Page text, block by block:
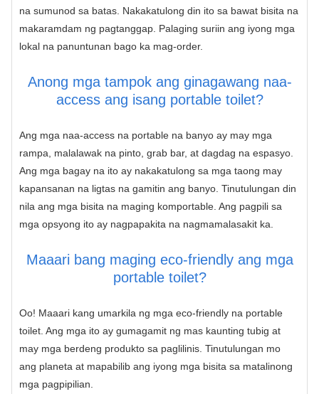
na sumunod sa batas. Nakakatulong din ito sa bawat bisita na
makaramdam ng pagtanggap. Palaging suriin ang iyong mga
lokal na panuntunan bago ka mag-order.
Anong mga tampok ang ginagawang naa-
access ang isang portable toilet?
Ang mga naa-access na portable na banyo ay may mga
rampa, malalawak na pinto, grab bar, at dagdag na espasyo.
Ang mga bagay na ito ay nakakatulong sa mga taong may
kapansanan na ligtas na gamitin ang banyo. Tinutulungan din
nila ang mga bisita na maging komportable. Ang pagpili sa
mga opsyong ito ay nagpapakita na nagmamalasakit ka.
Maaari bang maging eco-friendly ang mga
portable toilet?
Oo! Maaari kang umarkila ng mga eco-friendly na portable
toilet. Ang mga ito ay gumagamit ng mas kaunting tubig at
may mga berdeng produkto sa paglilinis. Tinutulungan mo
ang planeta at mapabilib ang iyong mga bisita sa matalinong
mga pagpipilian.